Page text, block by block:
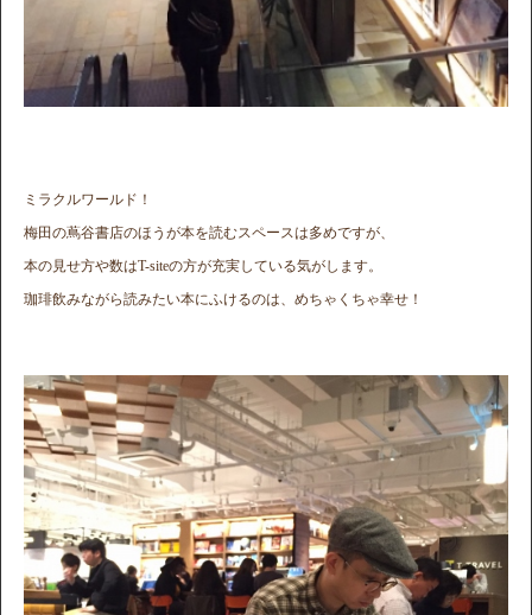
ミラクルワールド！
梅田の蔦谷書店のほうが本を読むスペースは多めですが、
本の見せ方や数はT-siteの方が充実している気がします。
珈琲飲みながら読みたい本にふけるのは、めちゃくちゃ幸せ！